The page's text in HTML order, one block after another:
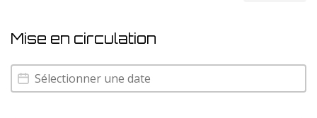
Mise en circulation
Mise en circulation
Mise en circulation